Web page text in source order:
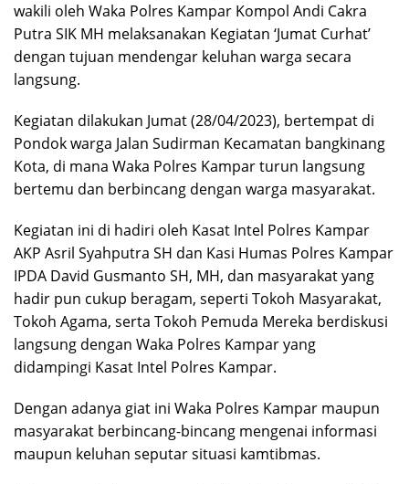
wakili oleh Waka Polres Kampar Kompol Andi Cakra
Putra SIK MH melaksanakan Kegiatan ‘Jumat Curhat’
dengan tujuan mendengar keluhan warga secara
langsung.
Kegiatan dilakukan Jumat (28/04/2023), bertempat di
Pondok warga Jalan Sudirman Kecamatan bangkinang
Kota, di mana Waka Polres Kampar turun langsung
bertemu dan berbincang dengan warga masyarakat.
Kegiatan ini di hadiri oleh Kasat Intel Polres Kampar
AKP Asril Syahputra SH dan Kasi Humas Polres Kampar
IPDA David Gusmanto SH, MH, dan masyarakat yang
hadir pun cukup beragam, seperti Tokoh Masyarakat,
Tokoh Agama, serta Tokoh Pemuda Mereka berdiskusi
langsung dengan Waka Polres Kampar yang
didampingi Kasat Intel Polres Kampar.
Dengan adanya giat ini Waka Polres Kampar maupun
masyarakat berbincang-bincang mengenai informasi
maupun keluhan seputar situasi kamtibmas.